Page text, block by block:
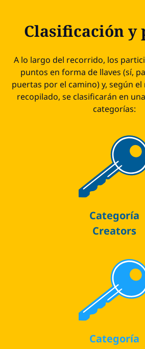
Clasificación y
A lo largo del recorrido, los
puntos en forma de llaves (sí,
puertas por el camino) y, según
recopilado, se clasificarán en
categorías:
Categoría
Creators
Categoría